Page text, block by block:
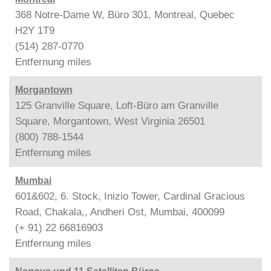
368 Notre-Dame W, Büro 301, Montreal, Quebec
H2Y 1T9
(514) 287-0770
Entfernung miles
Morgantown
125 Granville Square, Loft-Büro am Granville
Square, Morgantown, West Virginia 26501
(800) 788-1544
Entfernung miles
Mumbai
601&602, 6. Stock, Inizio Tower, Cardinal Gracious
Road, Chakala,, Andheri Ost, Mumbai, 400099
(+ 91) 22 66816903
Entfernung miles